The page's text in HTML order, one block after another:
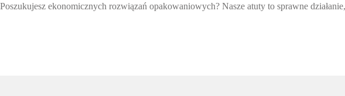
Poszukujesz ekonomicznych rozwiązań opakowaniowych? Nasze atuty to sprawne